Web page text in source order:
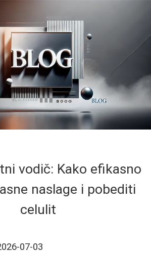
vodič: Kako efikasno
naslage i pobediti
celulit
07-03